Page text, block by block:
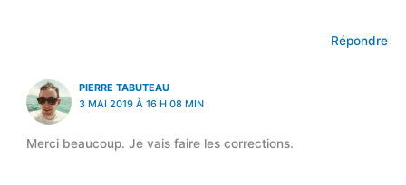
Répondre
PIERRE TABUTEAU
3 MAI 2019 À 16 H 08 MIN
Merci beaucoup. Je vais faire les corrections.